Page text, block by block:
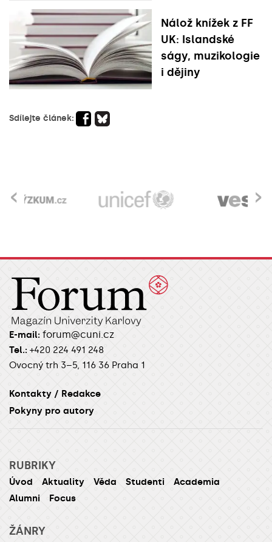
Nálož knížek z FF
UK: Islandské
ságy, muzikologie
i dějiny
Sdílejte článek:
›
‹
E-mail: forum@cuni.cz
Tel.: +420 224 491 248
Ovocný trh 3–5, 116 36 Praha 1
Kontakty / Redakce
Pokyny pro autory
RUBRIKY
Úvod Aktuality Věda Studenti
Academia
Alumni
Focus
ŽÁNRY